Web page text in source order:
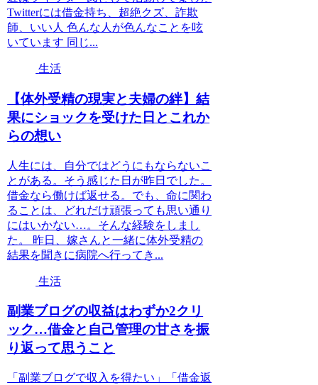
Twitterには借金持ち、超絶クズ、詐欺
師、いい人 色んな人が色んなことを呟
いています 同じ...
生活
【体外受精の現実と夫婦の絆】結
果にショックを受けた日とこれか
らの想い
人生には、自分ではどうにもならないこ
とがある。そう感じた日が昨日でした。
借金なら働けば返せる。でも、命に関わ
ることは、どれだけ頑張っても思い通り
にはいかない…。そんな経験をしまし
た。 昨日、嫁さんと一緒に体外受精の
結果を聞きに病院へ行ってき...
生活
副業ブログの収益はわずか2クリ
ック…借金と自己管理の甘さを振
り返って思うこと
「副業ブログで収入を得たい」「借金返